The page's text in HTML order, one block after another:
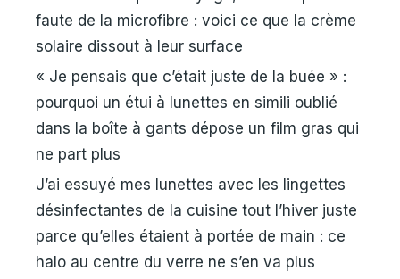
faute de la microfibre : voici ce que la crème
solaire dissout à leur surface
« Je pensais que c’était juste de la buée » :
pourquoi un étui à lunettes en simili oublié
dans la boîte à gants dépose un film gras qui
ne part plus
J’ai essuyé mes lunettes avec les lingettes
désinfectantes de la cuisine tout l’hiver juste
parce qu’elles étaient à portée de main : ce
halo au centre du verre ne s’en va plus